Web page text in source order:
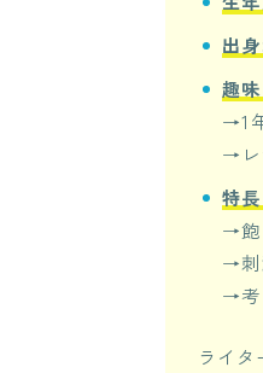
出
趣
→1
→レ
特
→飽
→刺
→考
ライタ